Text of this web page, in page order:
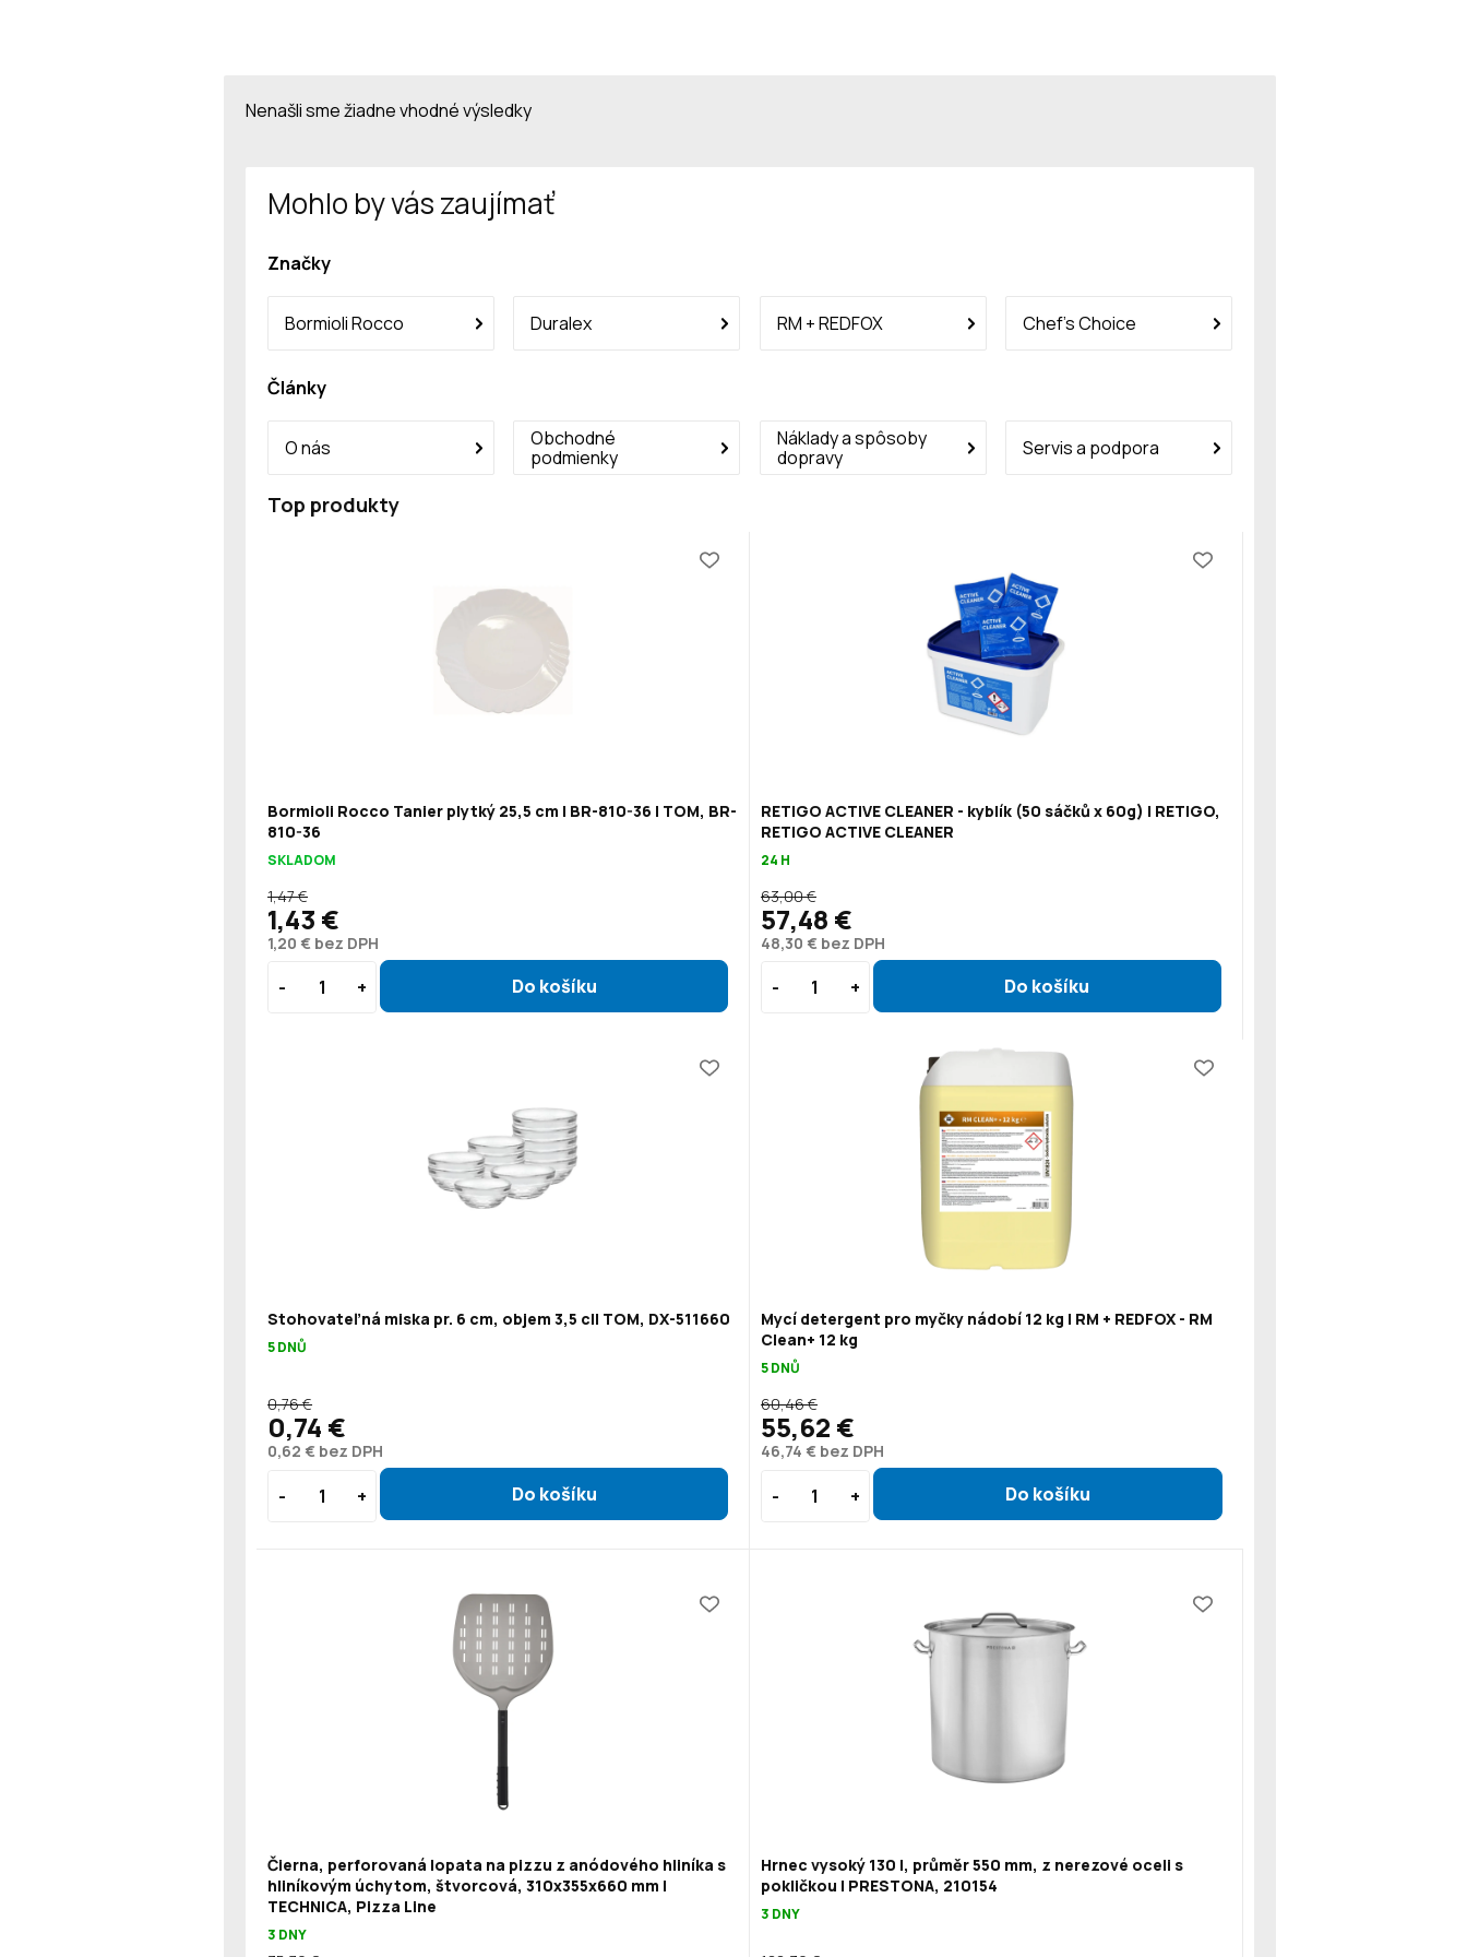
Nenašli sme žiadne vhodné výsledky
Mohlo by vás zaujímať
Značky
Bormioli Rocco Duralex RM + REDFOX Chef’s Choice
Články
O nás
Obchodné
podmienky
Náklady a spôsoby
dopravy
Servis a podpora
Top produkty
Bormioli Rocco Tanier plytký 25,5 cm | BR-810-36 | TOM, BR-
810-36
SKLADOM
1,20 € bez DPH
1,47 €
1,43 €
RETIGO ACTIVE CLEANER - kyblík (50 sáčků x 60g) | RETIGO,
RETIGO ACTIVE CLEANER
24 H
48,30 € bez DPH
63,00 €
57,48 €
Stohovateľná miska pr. 6 cm, objem 3,5 cl| TOM, DX-511660
5 DNŮ
0,62 € bez DPH
0,76 €
0,74 €
Mycí detergent pro myčky nádobí 12 kg | RM + REDFOX - RM
Clean+ 12 kg
5 DNŮ
46,74 € bez DPH
60,46 €
55,62 €
Čierna, perforovaná lopata na pizzu z anódového hliníka s
hliníkovým úchytom, štvorcová, 310x355x660 mm |
TECHNICA, Pizza Line
3 DNY
Hrnec vysoký 130 l, průměr 550 mm, z nerezové oceli s
pokličkou | PRESTONA, 210154
3 DNY